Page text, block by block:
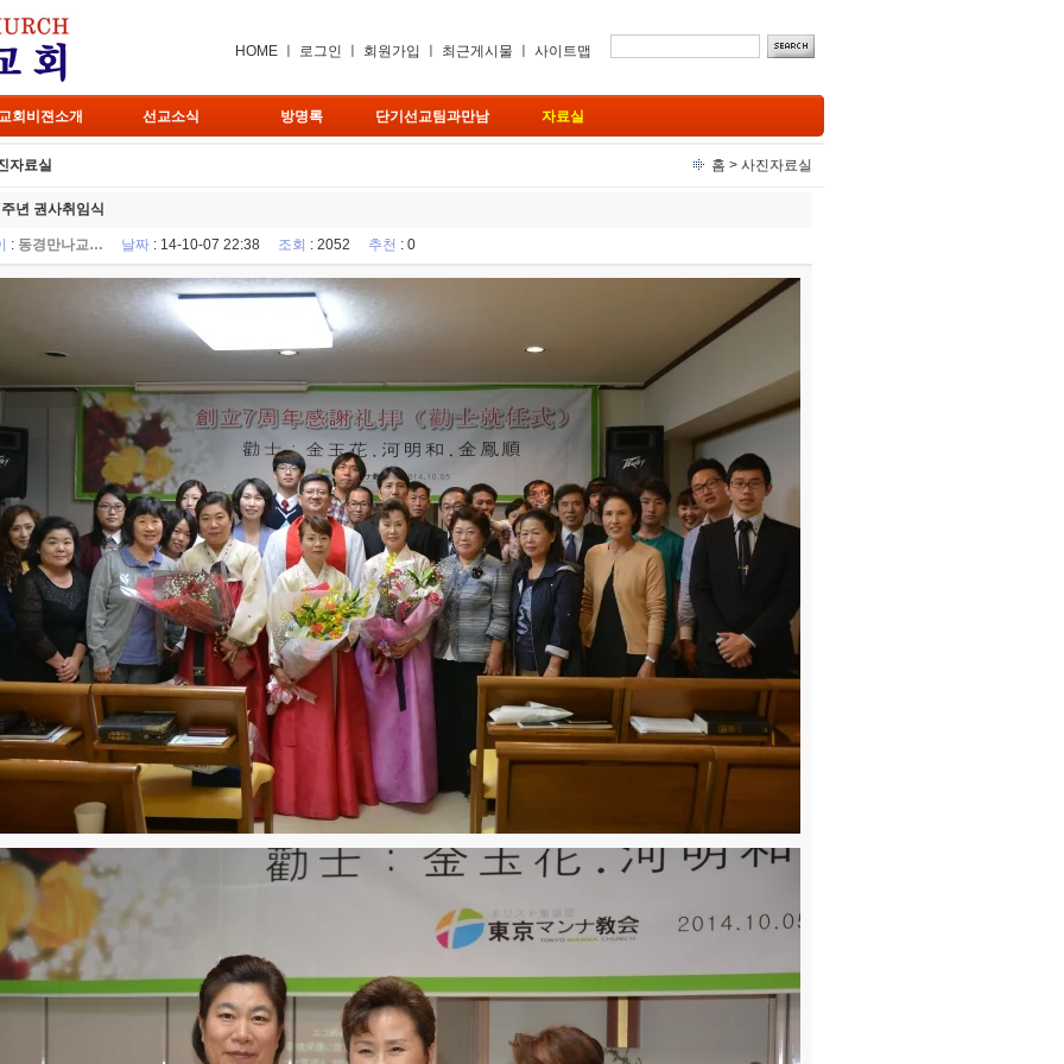
HOME 로그인 회원가입 최근게시물 사이트맵
회비젼소개 선교소식 방명록 단기선교팀과만남 자료실
자료실 홈 > 사진자료실
년 권사취임식
: 동경만나교… 날짜 : 14-10-07 22:38 조회 : 2052 추천 : 0